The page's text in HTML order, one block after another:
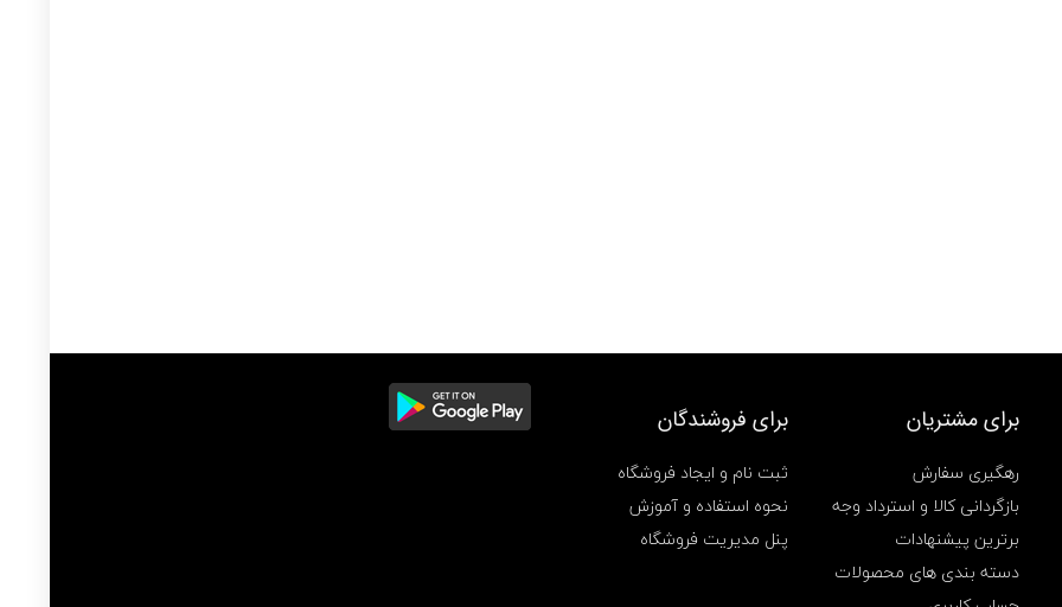
برای مشتریان
رهگیری سفارش
بازگردانی کالا و استرداد وجه
برترین پیشنهادات
دسته بندی های محصولات
برای فروشندگان
ثبت نام و ایجاد فروشگاه
نحوه استفاده و آموزش
پنل مدیریت فروشگاه